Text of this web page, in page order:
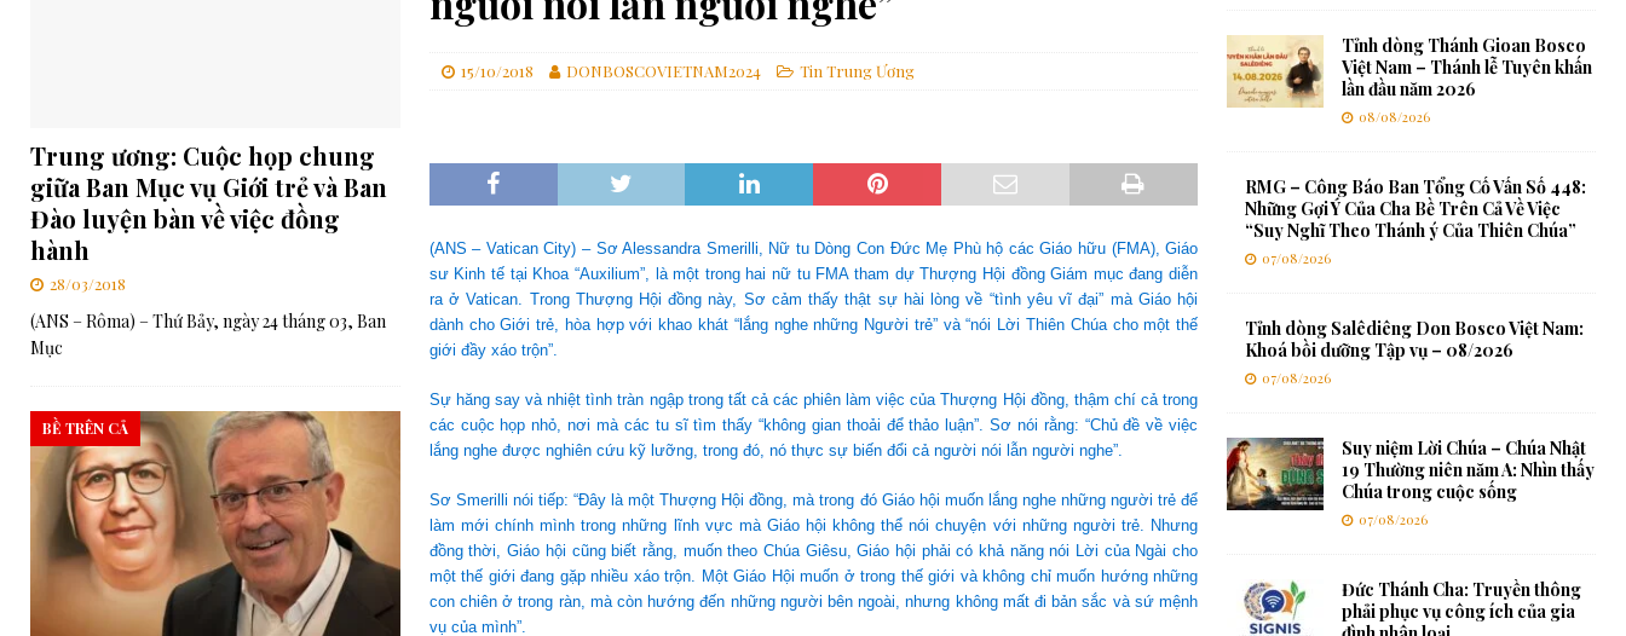
Trí tuệ nhân tạo và trí tuệ Giáo hội theo thông điệp Magnifica Humanitas GIÁO HỘI
ĐHY Parolin tại Guatemala: Nói không với bất bình đẳng và tham nhũng GIÁO HỘI
[ 08/08/2026 ] RMG – Khóa họp Toàn thể Mùa hè của Ban Tổng Cố vấn bế mạc: Lời mời gọi chọn “con đường của Nêhêmia” từ Cha Bề Trên
Cả CHA BỀ TRÊN CẢ
15/10/2018 DONBOSCOVIETNAM2024 Tin Trung Ương
(ANS – Vatican City) – Sơ Alessandra Smerilli, Nữ tu Dòng Con Đức Mẹ Phù hộ các Giáo hữu (FMA), Giáo
sư Kinh tế tại Khoa “Auxilium”, là một trong hai nữ tu FMA tham dự Thượng Hội đồng Giám mục đang diễn
ra ở Vatican. Trong Thượng Hội đồng này, Sơ cảm thấy thật sự hài lòng về “tình yêu vĩ đại” mà Giáo hội
dành cho Giới trẻ, hòa hợp với khao khát “lắng nghe những Người trẻ” và “nói Lời Thiên Chúa cho một thế
giới đầy xáo trộn”.
Sự hăng say và nhiệt tình tràn ngập trong tất cả các phiên làm việc của Thượng Hội đồng, thậm chí cả trong
các cuộc họp nhỏ, nơi mà các tu sĩ tìm thấy “không gian thoải để thảo luận”. Sơ nói rằng: “Chủ đề về việc
lắng nghe được nghiên cứu kỹ lưỡng, trong đó, nó thực sự biến đổi cả người nói lẫn người nghe”.
Sơ Smerilli nói tiếp: “Đây là một Thượng Hội đồng, mà trong đó Giáo hội muốn lắng nghe những người trẻ để
làm mới chính mình trong những lĩnh vực mà Giáo hội không thể nói chuyện với những người trẻ. Nhưng
đồng thời, Giáo hội cũng biết rằng, muốn theo Chúa Giêsu, Giáo hội phải có khả năng nói Lời của Ngài cho
một thế giới đang gặp nhiều xáo trộn. Một Giáo Hội muốn ở trong thế giới và không chỉ muốn hướng những
con chiên ở trong ràn, mà còn hướng đến những người bên ngoài, nhưng không mất đi bản sắc và sứ mệnh
vụ của mình”.
Trung ương: Cuộc họp chung
giữa Ban Mục vụ Giới trẻ và Ban
Đào luyện bàn về việc đồng
hành
28/03/2018
(ANS – Rôma) – Thứ Bảy, ngày 24 tháng 03, Ban
Mục
BỀ TRÊN CẢ
Tỉnh dòng Thánh Gioan Bosco
Việt Nam – Thánh lễ Tuyên khấn
lần đầu năm 2026
08/08/2026
RMG – Công Báo Ban Tổng Cố Vấn Số 448:
Những Gợi Ý Của Cha Bề Trên Cả Về Việc
“Suy Nghĩ Theo Thánh ý Của Thiên Chúa”
07/08/2026
Tỉnh dòng Salêdiêng Don Bosco Việt Nam:
Khoá bồi dưỡng Tập vụ – 08/2026
07/08/2026
Suy niệm Lời Chúa – Chúa Nhật
19 Thường niên năm A: Nhìn thấy
Chúa trong cuộc sống
07/08/2026
Đức Thánh Cha: Truyền thông
phải phục vụ công ích của gia